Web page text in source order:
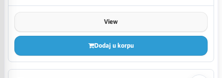
View
Dodaj u korpu